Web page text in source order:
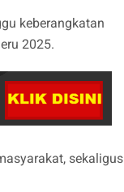
keberangkatan
2025.
sekaligus